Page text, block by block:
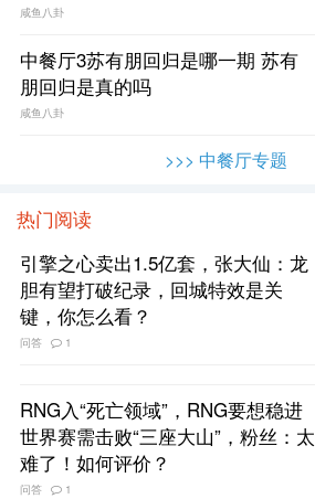
咸鱼八卦
中餐厅3苏有朋回归是哪一期 苏有
朋回归是真的吗
>>> 中餐厅专题
热门阅读
引擎之心卖出1.5亿套，张大仙：龙
胆有望打破纪录，回城特效是关
键，你怎么看？
RNG入“死亡领域”，RNG要想稳进
世界赛需击败“三座大山”，粉丝：太
难了！如何评价？